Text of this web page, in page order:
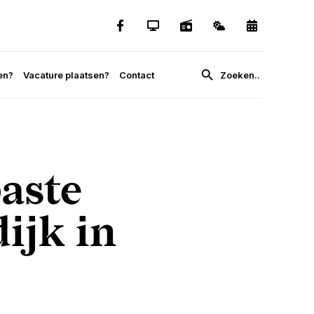
Vacature plaatsen? Contact
in